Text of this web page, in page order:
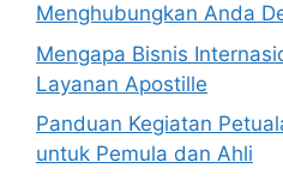
Menghubungkan Anda
Mengapa Bisnis
Layanan Apostille
Panduan Kegiatan
untuk Pemula dan Ahli